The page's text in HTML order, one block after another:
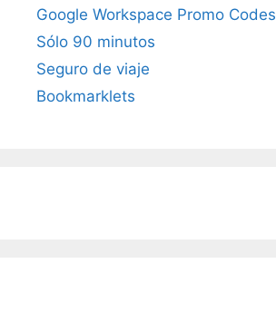
Google Workspace Promo Codes
Sólo 90 minutos
Seguro de viaje
Bookmarklets